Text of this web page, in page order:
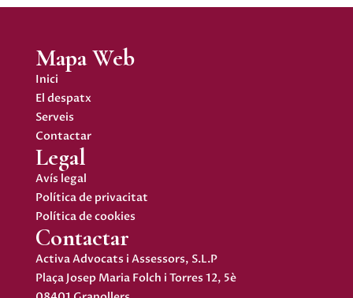
Mapa Web
Inici
El despatx
Serveis
Contactar
Legal
Avís legal
Política de privacitat
Política de cookies
Contactar
Activa Advocats i Assessors, S.L.P
Plaça Josep Maria Folch i Torres 12, 5è